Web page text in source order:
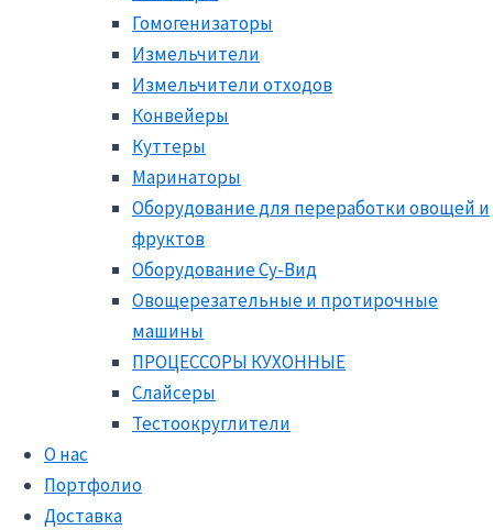
Гомогенизаторы
Измельчители
Измельчители отходов
Конвейеры
Куттеры
Маринаторы
Оборудование для переработки овощей и
фруктов
Оборудование Су-Вид
Овощерезательные и протирочные
машины
ПРОЦЕССОРЫ КУХОННЫЕ
Слайсеры
Тестоокруглители
О нас
Портфолио
Доставка